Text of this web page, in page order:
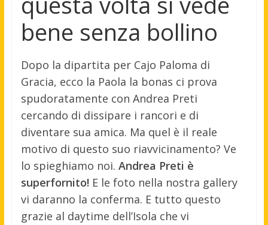
bene senza bollino
Dopo la dipartita per Cajo Paloma di
Gracia, ecco la Paola la bonas ci prova
spudoratamente con Andrea Preti
cercando di dissipare i rancori e di
diventare sua amica. Ma quel è il reale
motivo di questo suo riavvicinamento? Ve
lo spieghiamo noi. Andrea Preti è
superfornito!E le foto nella nostra gallery
vi daranno la conferma. E tutto questo
grazie al daytime dell’Isola che vi